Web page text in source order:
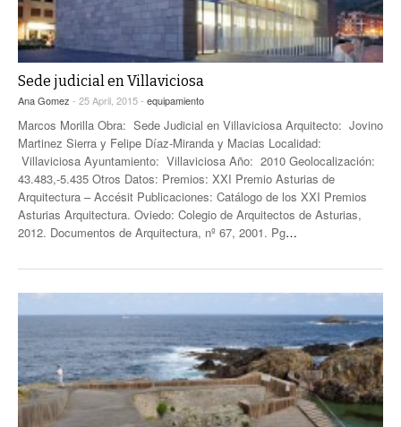
Sede judicial en Villaviciosa
Ana Gomez - 25 April, 2015 - equipamiento
Marcos Morilla Obra: Sede Judicial en Villaviciosa Arquitecto: Jovino
Martinez Sierra y Felipe Díaz-Miranda y Macias Localidad:
Villaviciosa Ayuntamiento: Villaviciosa Año: 2010 Geolocalización:
43.483,-5.435 Otros Datos: Premios: XXI Premio Asturias de
Arquitectura – Accésit Publicaciones: Catálogo de los XXI Premios
Asturias Arquitectura. Oviedo: Colegio de Arquitectos de Asturias,
2012. Documentos de Arquitectura, nº 67, 2001. Pg…